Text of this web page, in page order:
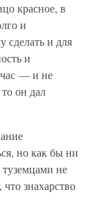
красное, в
и
сделать и для
и
час — и не
он дал
но как бы ни
не
знахарство